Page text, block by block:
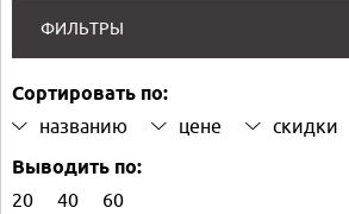
ФИЛЬТРЫ
Сортировать по:
названию цене скидки
Выводить по:
20 40 60